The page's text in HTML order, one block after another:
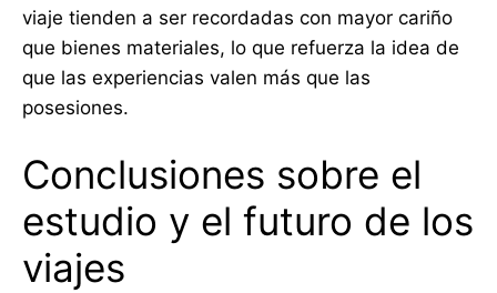
viaje tienden a ser recordadas con mayor cariño
que bienes materiales, lo que refuerza la idea de
que las experiencias valen más que las
posesiones.
Conclusiones sobre el
estudio y el futuro de los
viajes